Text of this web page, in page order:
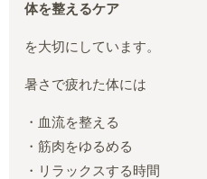
体を整えるケア
を大切にしています。
暑さで疲れた体には
・血流を整える
・筋肉をゆるめる
・リラックスする時間